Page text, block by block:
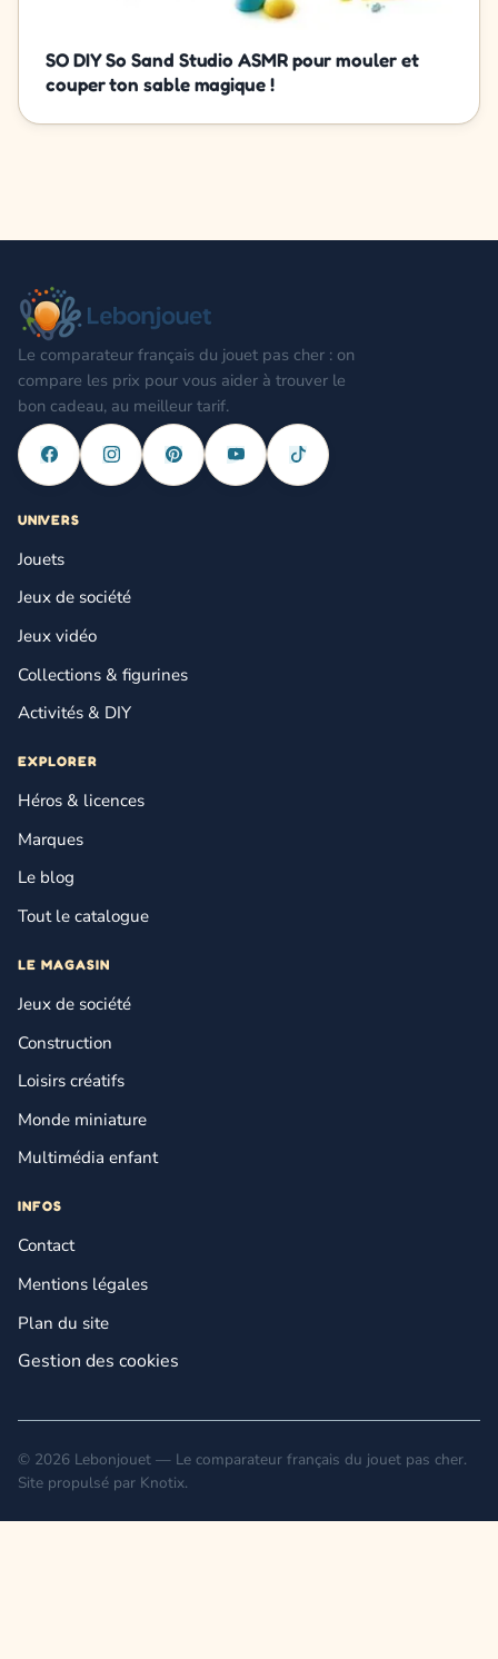
SO DIY So Sand Studio ASMR pour mouler et
couper ton sable magique !
Le comparateur français du jouet pas cher : on
compare les prix pour vous aider à trouver le
bon cadeau, au meilleur tarif.
UNIVERS
Jouets
Jeux de société
Jeux vidéo
Collections & figurines
Activités & DIY
EXPLORER
Héros & licences
Marques
Le blog
Tout le catalogue
LE MAGASIN
Jeux de société
Construction
Loisirs créatifs
Monde miniature
Multimédia enfant
INFOS
Contact
Mentions légales
Plan du site
Gestion des cookies
© 2026 Lebonjouet — Le comparateur français du jouet pas cher.
Site propulsé par Knotix.